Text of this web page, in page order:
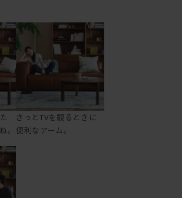
。
きっとTVを観るときに
便利なアーム。